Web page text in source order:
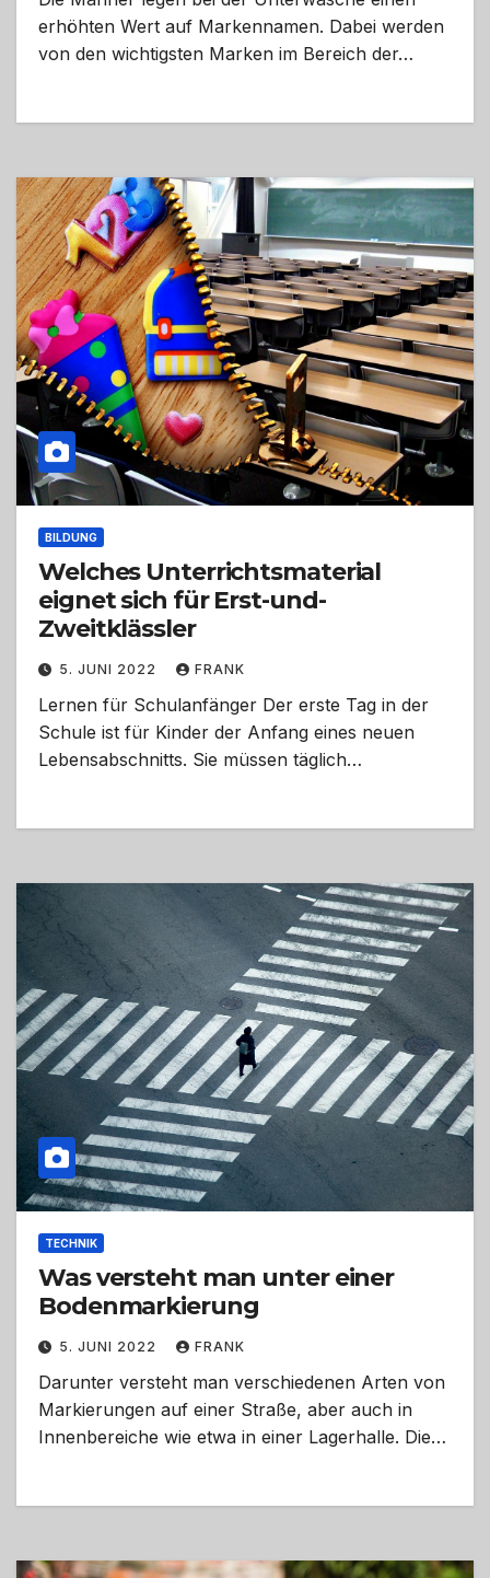
erhöhten Wert auf Markennamen. Dabei werden
von den wichtigsten Marken im Bereich der…
BILDUNG
Welches Unterrichtsmaterial
eignet sich für Erst-und-
Zweitklässler
5. JUNI 2022 FRANK
Lernen für Schulanfänger Der erste Tag in der
Schule ist für Kinder der Anfang eines neuen
Lebensabschnitts. Sie müssen täglich…
TECHNIK
Was versteht man unter einer
Bodenmarkierung
5. JUNI 2022 FRANK
Darunter versteht man verschiedenen Arten von
Markierungen auf einer Straße, aber auch in
Innenbereiche wie etwa in einer Lagerhalle. Die…